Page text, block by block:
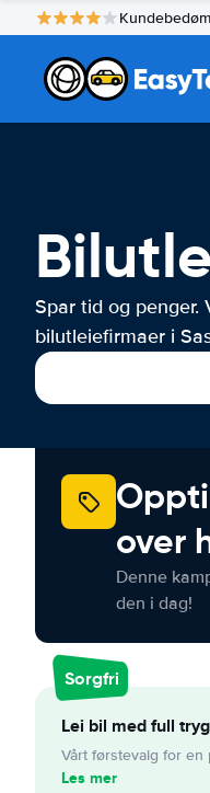
Spar tid og penger.
bilutleiefirmaer i
over
Denne
den i dag!
Sorgfri
Lei bil med full
Vårt førstevalg for en
Les mer